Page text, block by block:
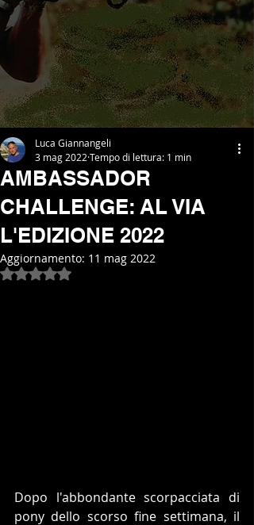
AMBASSADOR
CHALLENGE: AL VIA
L'EDIZIONE 2022
Luca Giannangeli
3 mag 2022 Tempo di lettura: 1 min
Aggiornamento: 11 mag 2022
Valutazione NaN stelle su 5.
Dopo l'abbondante scorpacciata di